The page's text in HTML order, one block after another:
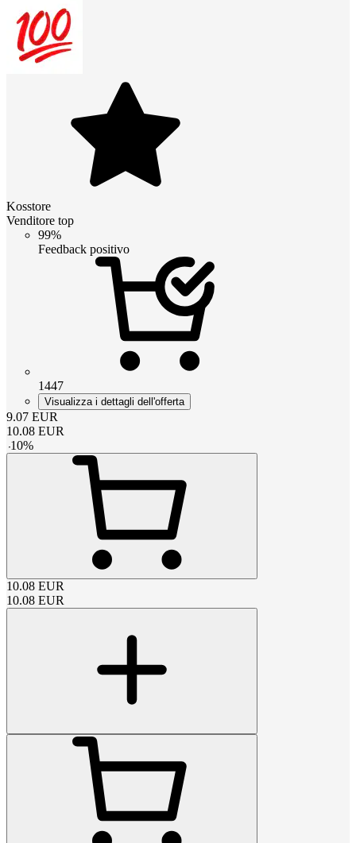
Kosstore
Venditore top
99%
Feedback positivo
1447
Visualizza i dettagli dell'offerta
9.07 EUR
10.08 EUR
-10%
10.08 EUR
10.08 EUR